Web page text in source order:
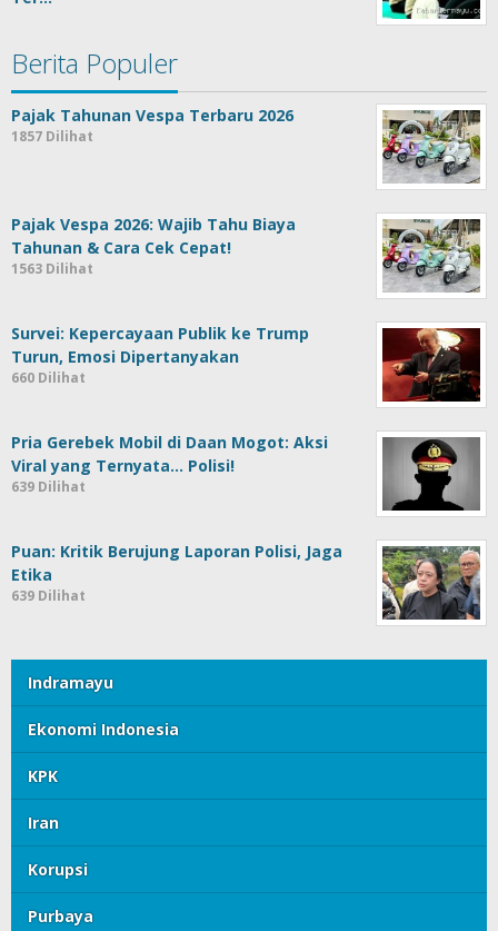
Berita Populer
Pajak Tahunan Vespa Terbaru 2026
1857 Dilihat
Pajak Vespa 2026: Wajib Tahu Biaya
Tahunan & Cara Cek Cepat!
1563 Dilihat
Survei: Kepercayaan Publik ke Trump
Turun, Emosi Dipertanyakan
660 Dilihat
Pria Gerebek Mobil di Daan Mogot: Aksi
Viral yang Ternyata… Polisi!
639 Dilihat
Puan: Kritik Berujung Laporan Polisi, Jaga
Etika
639 Dilihat
Indramayu
Ekonomi Indonesia
KPK
Iran
Korupsi
Purbaya